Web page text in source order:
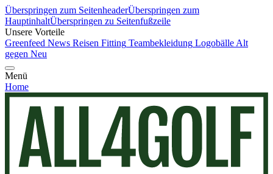
Überspringen zum SeitenheaderÜberspringen zum
HauptinhaltÜberspringen zu Seitenfußzeile
Unsere Vorteile
Greenfeed News Reisen Fitting Teambekleidung Logobälle Alt
gegen Neu
Menü
Home